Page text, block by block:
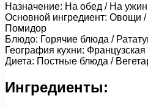
Назначение: На обед / На
Основной ингредиент: Овощи
Помидор
Блюдо: Горячие блюда /
География кухни:
Диета: Постные блюда /
Ингредиенты: